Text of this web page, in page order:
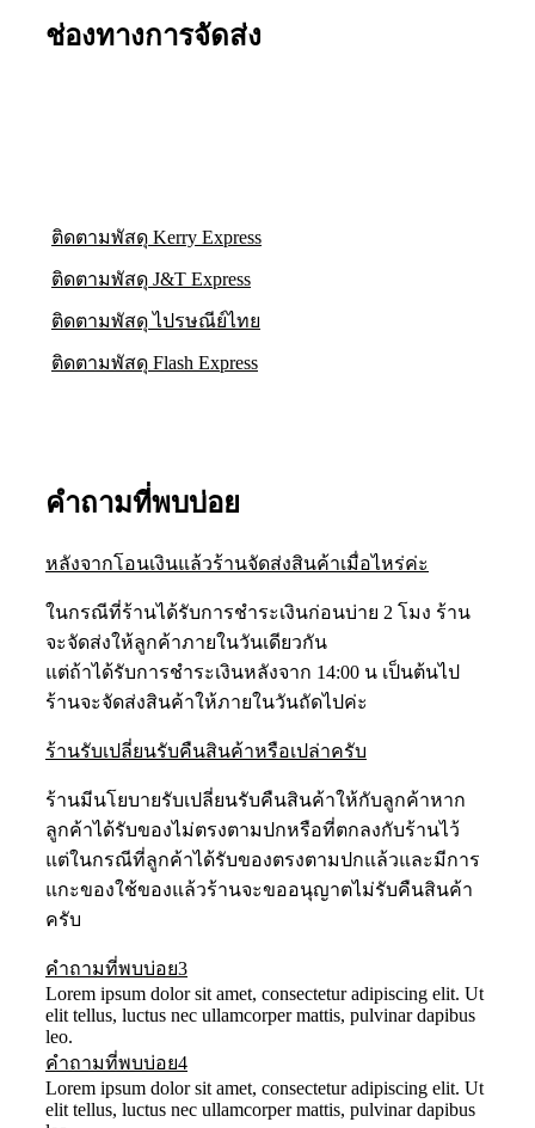
ช่องทางการจัดส่ง
ติดตามพัสดุ Kerry Express
ติดตามพัสดุ J&T Express
ติดตามพัสดุ ไปรษณีย์ไทย
ติดตามพัสดุ Flash Express
คำถามที่พบบ่อย
หลังจากโอนเงินแล้วร้านจัดส่งสินค้าเมื่อไหร่ค่ะ
ในกรณีที่ร้านได้รับการชำระเงินก่อนบ่าย 2 โมง ร้าน
จะจัดส่งให้ลูกค้าภายในวันเดียวกัน
แต่ถ้าได้รับการชำระเงินหลังจาก 14:00 น เป็นต้นไป
ร้านจะจัดส่งสินค้าให้ภายในวันถัดไปค่ะ
ร้านรับเปลี่ยนรับคืนสินค้าหรือเปล่าครับ
ร้านมีนโยบายรับเปลี่ยนรับคืนสินค้าให้กับลูกค้าหาก
ลูกค้าได้รับของไม่ตรงตามปกหรือที่ตกลงกับร้านไว้
แต่ในกรณีที่ลูกค้าได้รับของตรงตามปกแล้วและมีการ
แกะของใช้ของแล้วร้านจะขออนุญาตไม่รับคืนสินค้า
ครับ
คำถามที่พบบ่อย3
Lorem ipsum dolor sit amet, consectetur adipiscing elit. Ut
elit tellus, luctus nec ullamcorper mattis, pulvinar dapibus
leo.
คำถามที่พบบ่อย4
Lorem ipsum dolor sit amet, consectetur adipiscing elit. Ut
elit tellus, luctus nec ullamcorper mattis, pulvinar dapibus